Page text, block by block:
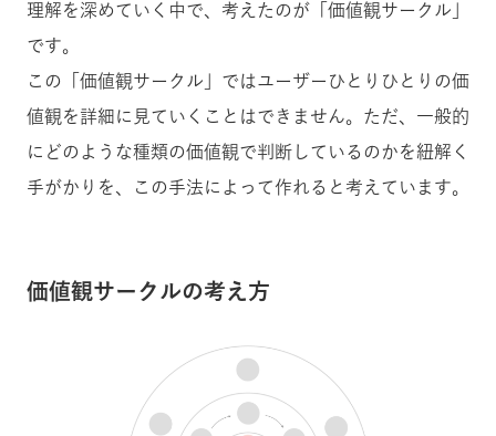
理解を深めていく中で、考えたのが「価値観サークル」
です。
この「価値観サークル」ではユーザーひとりひとりの価
値観を詳細に見ていくことはできません。ただ、一般的
にどのような種類の価値観で判断しているのかを紐解く
手がかりを、この手法によって作れると考えています。
価値観サークルの考え方